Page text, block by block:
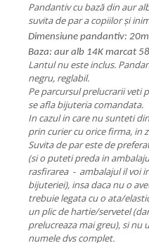
Pandantiv cu bază din aur
suvita de par a copiilor și
Dimensiune pandantiv:
Baza: aur alb 14K marcat
Lantul nu este inclus.
negru, reglabil.
Pe parcursul prelucrarii veti
se afla bijuteria comandata.
In cazul in care nu sunteti
prin curier cu orice firma, in
Suvita de par este de
(si o puteti preda in
rasfirarea - ambalajul il voi
bijuteriei), insa daca nu o
trebuie legata cu o ata/
un plic de hartie/servetel
prelucreaza mai greu), si nu
numele dvs complet.